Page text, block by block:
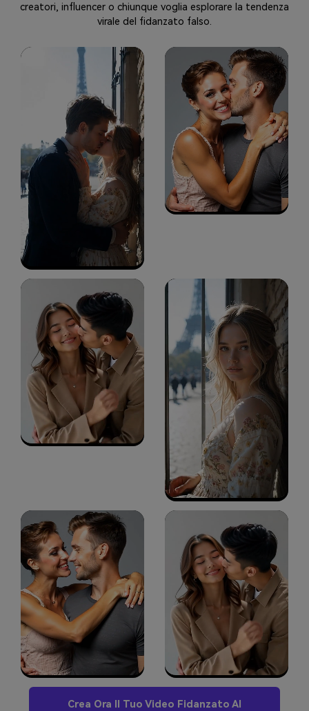
creatori, influencer o chiunque voglia esplorare la tendenza
virale del fidanzato falso.
Crea Ora Il Tuo Video Fidanzato AI